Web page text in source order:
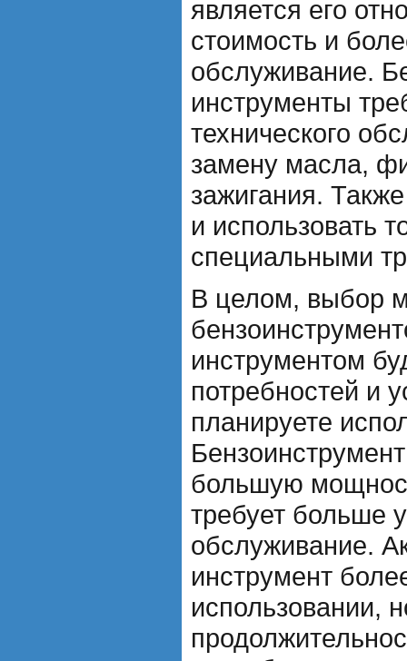
является его
стоимость и
обслуживание.
инструменты
технического
замену масла,
зажигания.
и использовать
специальными
В целом, выбор
инструментом
потребностей и
планируете
большую
требует больше
обслуживание.
инструмент
использовании,